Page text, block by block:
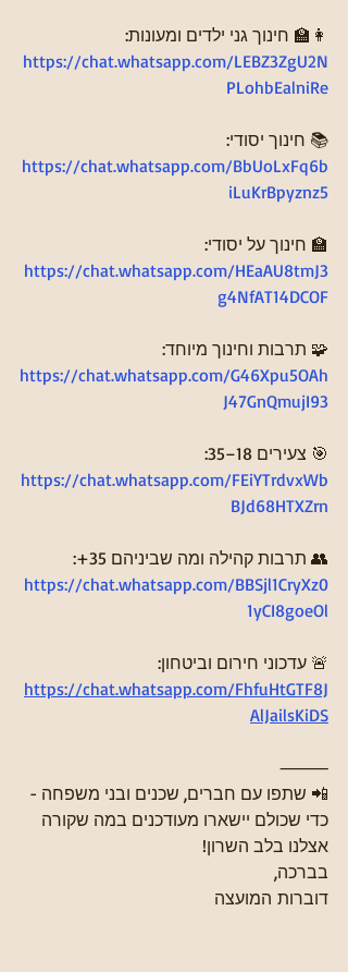
👩‍🏫 חינוך גני ילדים ומעונות:
https://chat.whatsapp.com/LEBZ3ZgU2N
PLohbEalniRe
📚 חינוך יסודי:
https://chat.whatsapp.com/BbUoLxFq6b
iLuKrBpyznz5
🏫 חינוך על יסודי:
https://chat.whatsapp.com/HEaAU8tmJ3
g4NfAT14DCOF
🧩 תרבות וחינוך מיוחד:
https://chat.whatsapp.com/G46Xpu5OAh
J47GnQmujI93
🎯 צעירים 18–35:
https://chat.whatsapp.com/FEiYTrdvxWb
BJd68HTXZrn
👥 תרבות קהילה ומה שביניהם 35+:
https://chat.whatsapp.com/BBSjl1CryXz0
1yCI8goeOl
🚨 עדכוני חירום וביטחון:
https://chat.whatsapp.com/FhfuHtGTF8J
AlJailsKiDS
⸻
📲 שתפו עם חברים, שכנים ובני משפחה -
כדי שכולם יישארו מעודכנים במה שקורה
אצלנו בלב השרון!
בברכה,
דוברות המועצה